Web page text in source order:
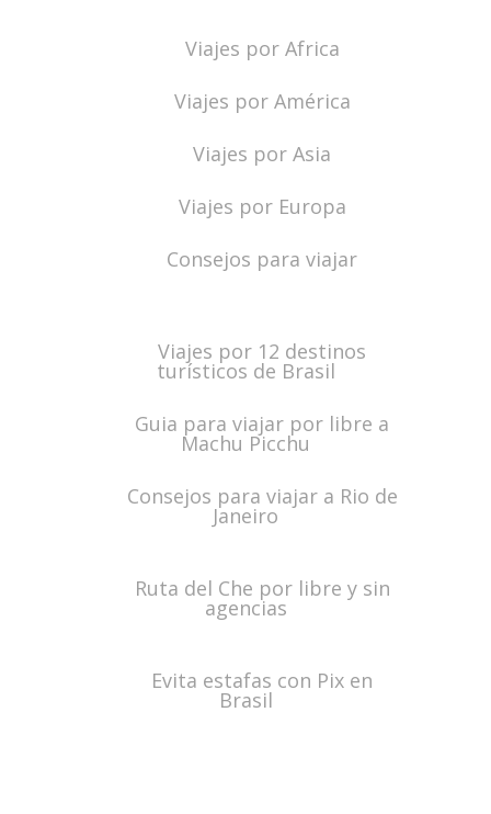
Viajes por Africa
Viajes por América
Viajes por Asia
Viajes por Europa
Consejos para viajar
Viajes por 12 destinos
turísticos de Brasil
Guia para viajar por libre a
Machu Picchu
Consejos para viajar a Rio de
Janeiro
Ruta del Che por libre y sin
agencias
Evita estafas con Pix en
Brasil